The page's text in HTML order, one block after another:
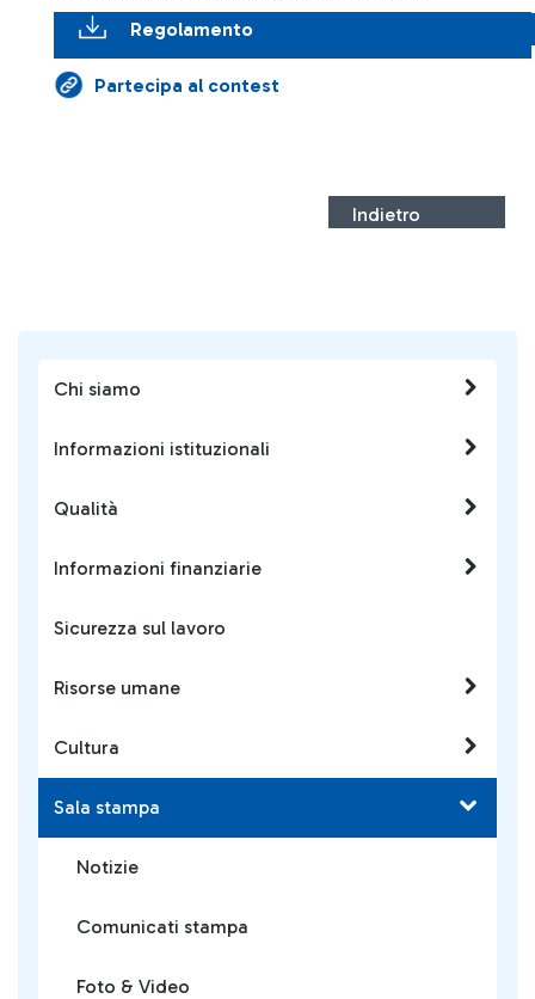
Chi siamo
Informazioni istituzionali
Qualità
Informazioni finanziarie
Sicurezza sul lavoro
Risorse umane
Cultura
Sala stampa
Notizie
Comunicati stampa
Foto & Video
Regolamento
Partecipa al contest
Indietro